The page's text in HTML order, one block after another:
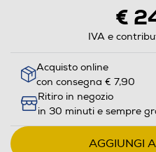
€
IVA e
Acquisto online
con consegna € 7,90
Ritiro in negozio
in 30 minuti e sempre
AGGIUNGI